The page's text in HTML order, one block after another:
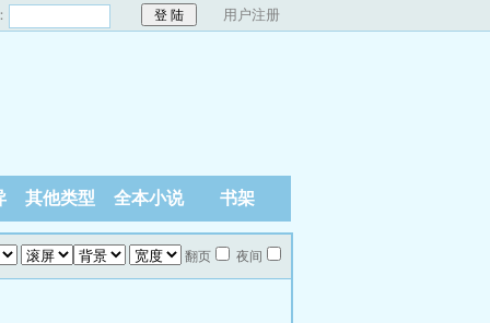
用户注册
其他类型 全本小说 书架
翻页 夜间